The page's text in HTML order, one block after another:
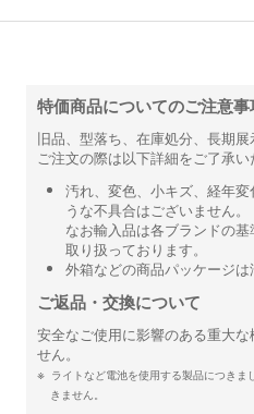
特価商品についてのご注意事
旧品、型落ち、在庫処分、長期
ご注文の際は以下詳細をご了承
汚れ、変色、小キズ、経年
うな不具合はございません。
なお輸入品は各ブランドの
取り扱っております。
外箱などの商品パッケージは
ご返品・交換について
安全なご使用に影響のある重大
せん。
ライトなど電池を使用する製品につき
きません。